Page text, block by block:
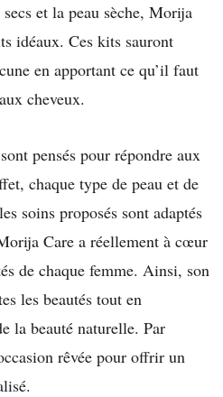
et la peau sèche, Morija
idéaux. Ces kits sauront
en apportant ce qu’il faut
cheveux.
pensés pour répondre aux
chaque type de peau et de
soins proposés sont adaptés
Care a réellement à cœur
de chaque femme. Ainsi, son
les beautés tout en
la beauté naturelle. Par
rêvée pour offrir un